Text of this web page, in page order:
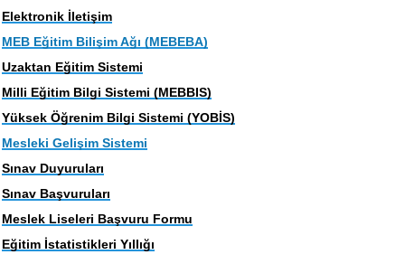
Elektronik İletişim
MEB Eğitim Bilişim Ağı (MEBEBA)
Uzaktan Eğitim Sistemi
Milli Eğitim Bilgi Sistemi (MEBBIS)
Yüksek Öğrenim Bilgi Sistemi (YOBİS)
Mesleki Gelişim Sistemi
Sınav Duyuruları
Sınav Başvuruları
Meslek Liseleri Başvuru Formu
Eğitim İstatistikleri Yıllığı